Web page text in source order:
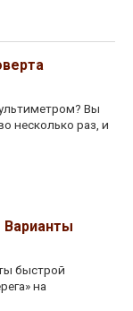
Вы
несколько раз, и
быстрой
на